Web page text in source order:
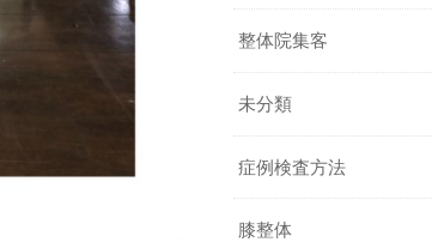
整体院集客
未分類
症例検査方法
膝整体